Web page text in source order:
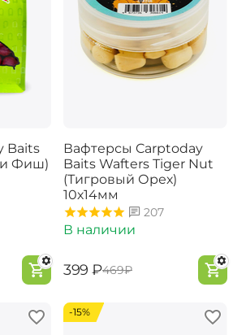
Baits
Фиш)
Вафтерсы Carptoday
Baits Wafters Tiger Nut
(Тигровый Орех)
10х14мм
207
В наличии
‍399‍ ₽‍469‍₽
-15%